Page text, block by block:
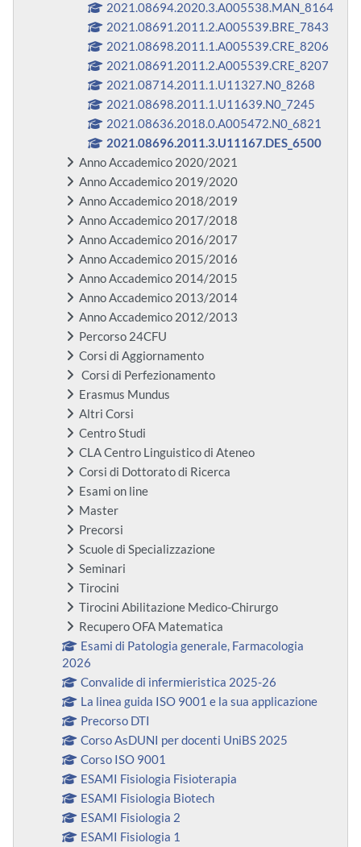
2021.08694.2020.3.A005538.MAN_8164
2021.08691.2011.2.A005539.BRE_7843
2021.08698.2011.1.A005539.CRE_8206
2021.08691.2011.2.A005539.CRE_8207
2021.08714.2011.1.U11327.N0_8268
2021.08698.2011.1.U11639.N0_7245
2021.08636.2018.0.A005472.N0_6821
2021.08696.2011.3.U11167.DES_6500
Anno Accademico 2020/2021
Anno Accademico 2019/2020
Anno Accademico 2018/2019
Anno Accademico 2017/2018
Anno Accademico 2016/2017
Anno Accademico 2015/2016
Anno Accademico 2014/2015
Anno Accademico 2013/2014
Anno Accademico 2012/2013
Percorso 24CFU
Corsi di Aggiornamento
Corsi di Perfezionamento
Erasmus Mundus
Altri Corsi
Centro Studi
CLA Centro Linguistico di Ateneo
Corsi di Dottorato di Ricerca
Esami on line
Master
Precorsi
Scuole di Specializzazione
Seminari
Tirocini
Tirocini Abilitazione Medico-Chirurgo
Recupero OFA Matematica
Esami di Patologia generale, Farmacologia
2026
Convalide di infermieristica 2025-26
La linea guida ISO 9001 e la sua applicazione
Precorso DTI
Corso AsDUNI per docenti UniBS 2025
Corso ISO 9001
ESAMI Fisiologia Fisioterapia
ESAMI Fisiologia Biotech
ESAMI Fisiologia 2
ESAMI Fisiologia 1